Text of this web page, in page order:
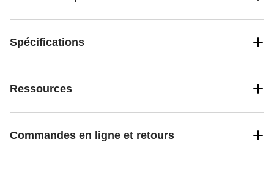
Spécifications
Ressources
Commandes en ligne et retours